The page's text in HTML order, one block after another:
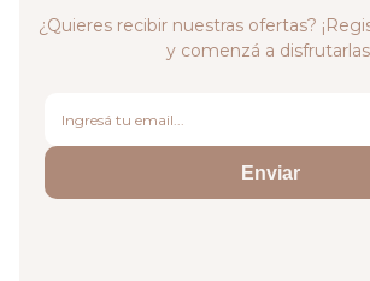
¿Quieres recibir nuestras ofertas?
y comenzá a
Enviar